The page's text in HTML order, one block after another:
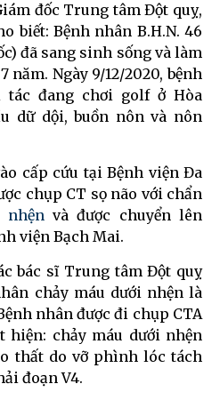
đốc Trung tâm Đột quỵ,
biết: Bệnh nhân B.H.N. 46
đã sang sinh sống và làm
năm. Ngày 9/12/2020, bệnh
tác đang chơi golf ở Hòa
dữ dội, buồn nôn và nôn
cấp cứu tại Bệnh viện Đa
chụp CT sọ não với chẩn
nhệnvà được chuyển lên
viện Bạch Mai.
bác sĩ Trung tâm Đột quỵ
chảy máu dưới nhện là
nhân được đi chụp CTA
hiện: chảy máu dưới nhện
thất do vỡ phình lóc tách
đoạn V4.